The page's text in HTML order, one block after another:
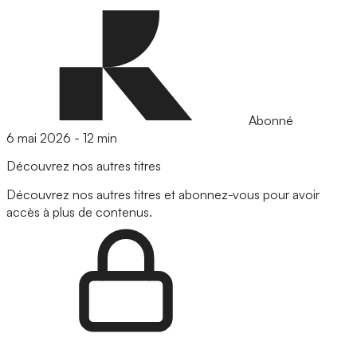
Abonné
6 mai 2026 - 12 min
Découvrez nos autres titres
Découvrez nos autres titres et abonnez-vous pour avoir
accès à plus de contenus.